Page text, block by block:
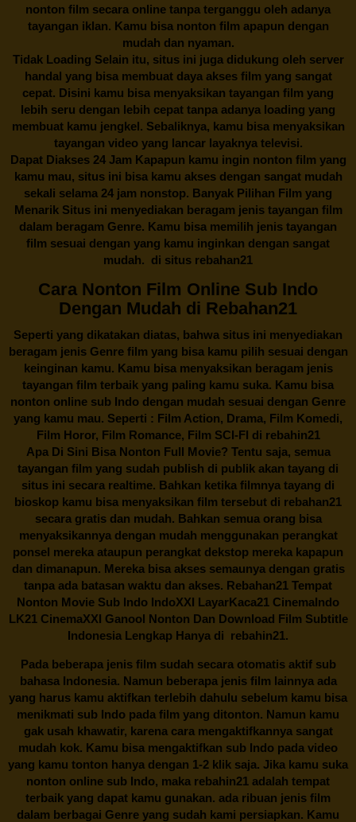
nonton film secara online tanpa terganggu oleh adanya
tayangan iklan. Kamu bisa nonton film apapun dengan
mudah dan nyaman.
Tidak Loading Selain itu, situs ini juga didukung oleh server
handal yang bisa membuat daya akses film yang sangat
cepat. Disini kamu bisa menyaksikan tayangan film yang
lebih seru dengan lebih cepat tanpa adanya loading yang
membuat kamu jengkel. Sebaliknya, kamu bisa menyaksikan
tayangan video yang lancar layaknya televisi.
Dapat Diakses 24 Jam Kapapun kamu ingin nonton film yang
kamu mau, situs ini bisa kamu akses dengan sangat mudah
sekali selama 24 jam nonstop. Banyak Pilihan Film yang
Menarik Situs ini menyediakan beragam jenis tayangan film
dalam beragam Genre. Kamu bisa memilih jenis tayangan
film sesuai dengan yang kamu inginkan dengan sangat
mudah. di situs rebahan21
Cara Nonton Film Online Sub Indo
Dengan Mudah di Rebahan21
Seperti yang dikatakan diatas, bahwa situs ini menyediakan
beragam jenis Genre film yang bisa kamu pilih sesuai dengan
keinginan kamu. Kamu bisa menyaksikan beragam jenis
tayangan film terbaik yang paling kamu suka. Kamu bisa
nonton online sub Indo dengan mudah sesuai dengan Genre
yang kamu mau. Seperti : Film Action, Drama, Film Komedi,
Film Horor, Film Romance, Film SCI-FI di rebahin21
Apa Di Sini Bisa Nonton Full Movie? Tentu saja, semua
tayangan film yang sudah publish di publik akan tayang di
situs ini secara realtime. Bahkan ketika filmnya tayang di
bioskop kamu bisa menyaksikan film tersebut di rebahan21
secara gratis dan mudah. Bahkan semua orang bisa
menyaksikannya dengan mudah menggunakan perangkat
ponsel mereka ataupun perangkat dekstop mereka kapapun
dan dimanapun. Mereka bisa akses semaunya dengan gratis
tanpa ada batasan waktu dan akses. Rebahan21 Tempat
Nonton Movie Sub Indo IndoXXI LayarKaca21 CinemaIndo
LK21 CinemaXXI Ganool Nonton Dan Download Film Subtitle
Indonesia Lengkap Hanya di rebahin21.
Pada beberapa jenis film sudah secara otomatis aktif sub
bahasa Indonesia. Namun beberapa jenis film lainnya ada
yang harus kamu aktifkan terlebih dahulu sebelum kamu bisa
menikmati sub Indo pada film yang ditonton. Namun kamu
gak usah khawatir, karena cara mengaktifkannya sangat
mudah kok. Kamu bisa mengaktifkan sub Indo pada video
yang kamu tonton hanya dengan 1-2 klik saja. Jika kamu suka
nonton online sub Indo, maka rebahin21 adalah tempat
terbaik yang dapat kamu gunakan. ada ribuan jenis film
dalam berbagai Genre yang sudah kami persiapkan. Kamu